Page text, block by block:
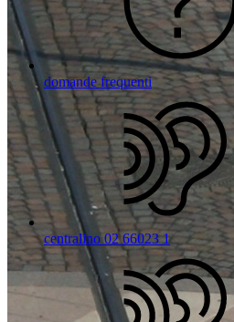
domande frequenti
centralino 02 66023 1